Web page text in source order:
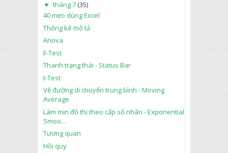
▼ tháng 7(35)
40 mẹo dùng Excel
Thống kê mô tả
Anova
F-Test
Thanh trạng thái - Status Bar
t-Test
Vẽ đường di chuyển trung bình - Moving
Average
Làm mịn đồ thị theo cấp số nhân - Exponential
Smoo...
Tương quan
Hồi quy